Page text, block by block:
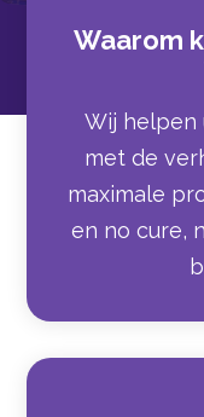
Waarom
Wij helpen
met de
maximale
en no cure,